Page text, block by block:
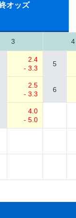
オッズ
3 4
2.4
- 3.3
5
2.5
- 3.3
6
4.0
- 5.0